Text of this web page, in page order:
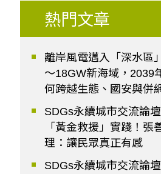
熱門文章
離岸風電邁入「深水區
～18GW新海域，2039
何跨越生態、國安與併
SDGs永續城市交流論
「黃金救援」實踐！張
理：讓民眾真正有感
SDGs永續城市交流論